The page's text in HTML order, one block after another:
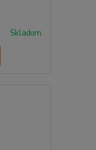
Skladom